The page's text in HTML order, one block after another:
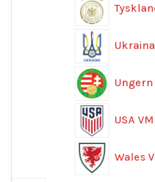
USA
Wales